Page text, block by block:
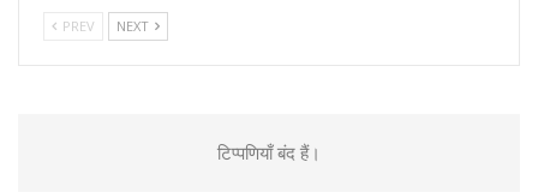
PREV NEXT
टिप्पणियाँ बंद हैं।